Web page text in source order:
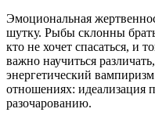
Эмоциональная
шутку. Рыбы склонны
кто не хочет спасаться, и
важно научиться
энергетический
отношениях: идеализация
разочарованию.